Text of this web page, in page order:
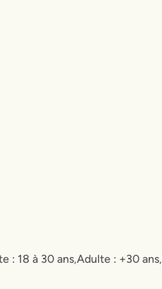
: 18 à 30 ans,Adulte : +30 ans,